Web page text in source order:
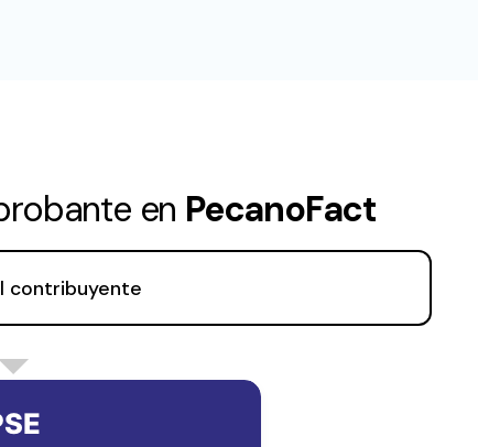
en PecanoFact
contribuyente